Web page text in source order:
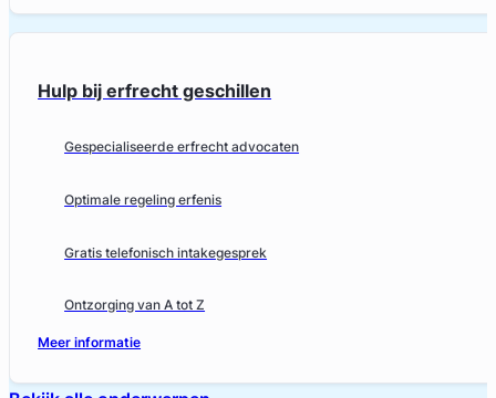
Hulp bij erfrecht geschillen
Gespecialiseerde erfrecht advocaten
Optimale regeling erfenis
Gratis telefonisch intakegesprek
Ontzorging van A tot Z
Meer informatie